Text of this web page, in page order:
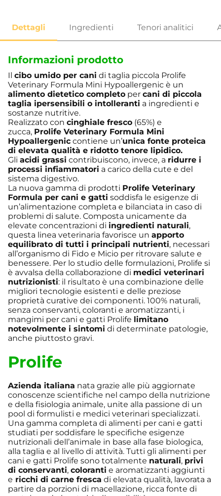
Informazioni prodotto
Il cibo umido per cani di taglia piccola Prolife
Veterinary Formula Mini Hypoallergenic è un
alimento dietetico completo per cani di piccola
taglia ipersensibili o intolleranti a ingredienti e
sostanze nutritive.
Realizzato con cinghiale fresco (65%) e
zucca, Prolife Veterinary Formula Mini
Hypoallergenic contiene un’unica fonte proteica
di elevata qualità e ridotto tenore lipidico.
Gli acidi grassi contribuiscono, invece, a ridurre i
processi infiammatori a carico della cute e del
sistema digestivo.
La nuova gamma di prodotti Prolife Veterinary
Formula per cani e gatti soddisfa le esigenze di
un’alimentazione completa e bilanciata in caso di
problemi di salute. Composta unicamente da
elevate concentrazioni di ingredienti naturali,
questa linea veterinaria favorisce un apporto
equilibrato di tutti i principali nutrienti, necessari
all’organismo di Fido e Micio per ritrovare salute e
benessere. Per lo studio delle formulazioni, Prolife si
è avvalsa della collaborazione di medici veterinari
nutrizionisti: il risultato è una combinazione delle
migliori tecnologie esistenti e delle preziose
proprietà curative dei componenti. 100% naturali,
senza conservanti, coloranti e aromatizzanti, i
mangimi per cani e gatti Prolife limitano
notevolmente i sintomi di determinate patologie,
anche piuttosto gravi.
Prolife
Azienda italiana nata grazie alle più aggiornate
conoscenze scientifiche nel campo della nutrizione
e della fisiologia animale, unite alla passione di un
pool di formulisti e medici veterinari specializzati.
Una gamma completa di alimenti per cani e gatti
studiati per soddisfare le specifiche esigenze
nutrizionali dell’animale in base alla fase biologica,
alla taglia e al livello di attività. Tutti gli alimenti per
cani e gatti Prolife sono totalmente naturali, privi
di conservanti, coloranti e aromatizzanti aggiunti
e ricchi di carne fresca di elevata qualità, lavorata a
partire da porzioni di macellazione, ricca fonte di